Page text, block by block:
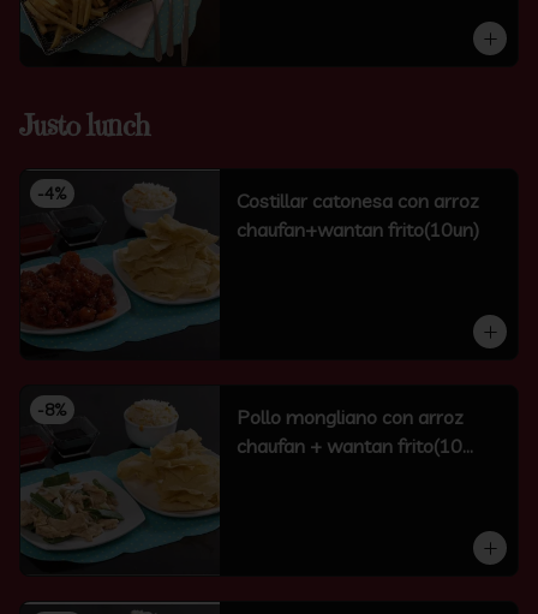
Justo lunch
-4%
Costillar catonesa con arroz
chaufan+wantan frito(10un)
-8%
Pollo mongliano con arroz
chaufan + wantan frito(10